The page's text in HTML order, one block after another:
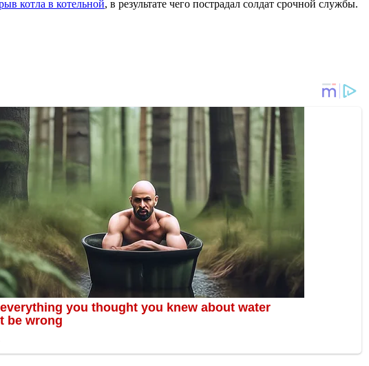
котла в котельной, в результате чего пострадал солдат срочной службы.